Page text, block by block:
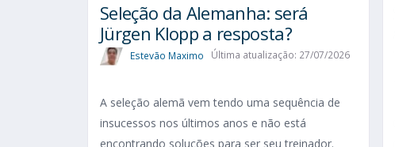
Seleção da Alemanha: será
Jürgen Klopp a resposta?
Estevão Maximo Última atualização: 27/07/2026
A seleção alemã vem tendo uma sequência de
insucessos nos últimos anos e não está
encontrando soluções para ser seu treinador.